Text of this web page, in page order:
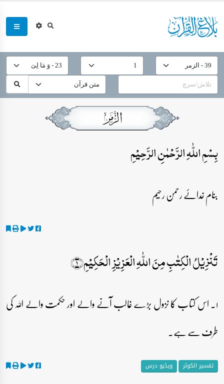
بِسۡمِ اللّٰہِ الرَّحۡمٰنِ الرَّحِیۡمِ
بنام خدائے رحمن رحیم
تَنۡزِیۡلُ الۡکِتٰبِ مِنَ اللّٰہِ الۡعَزِیۡزِ الۡحَکِیۡمِ﴿۱﴾
۱۔ اس کتاب کا نزول بڑے غالب آنے والے اور حکمت والے اللہ کی
طرف سے ہے۔
تفسیر الکوثر ویڈیو درس